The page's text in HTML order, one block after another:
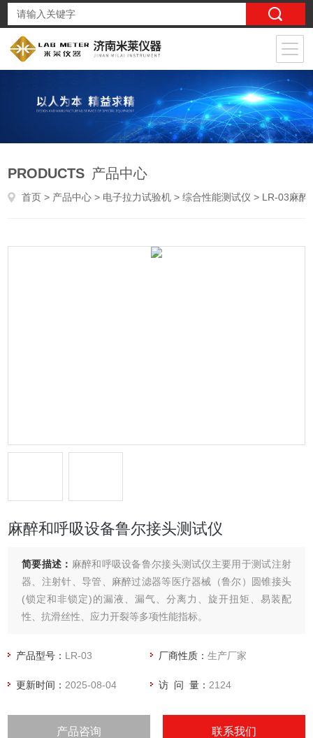
PRODUCTS 产品中心
首页 > 产品中心 > 电子拉力试验机 >综合性能测试仪 > LR-03麻醉和呼吸设备鲁尔接头测试仪
麻醉和呼吸设备鲁尔接头测试仪
简要描述： 麻醉和呼吸设备鲁尔接头测试仪主要用于测试注射
器、注射针、导管、麻醉过滤器等医疗器械（鲁尔）圆锥接头
(锁定和非锁定)的漏液、漏气、分离力、旋开扭矩、易装配
性、抗滑丝性、应力开裂等多项性能指标。
产品型号： LR-03 厂商性质：生产厂家
更新时间： 2025-08-04 访 问 量： 2124
产品咨询 联系我们